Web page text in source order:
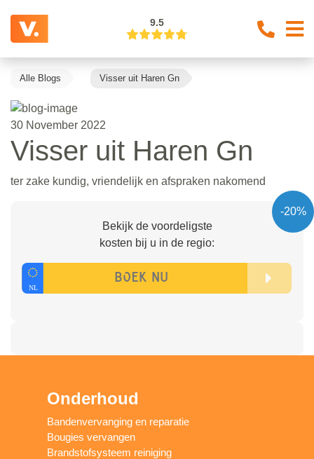
9.5
Alle Blogs Visser uit Haren Gn
30 November 2022
Visser uit Haren Gn
ter zake kundig, vriendelijk en afspraken nakomend
-20%
Bekijk de voordeligste
kosten bij u in de regio:
Onderhoud
Bandenvervanging en reparatie
Bougies vervangen
Brandstofsysteem reiniging